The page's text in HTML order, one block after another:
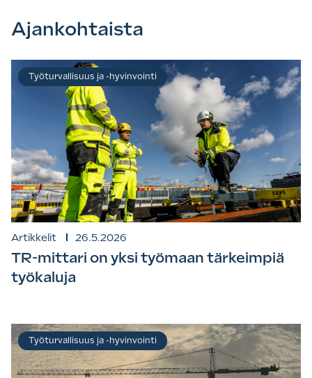
Ajankohtaista
Artikkelit 26.5.2026
TR-mittari on yksi työmaan tärkeimpiä
työkaluja
Työturvallisuus ja -hyvinvointi
Työturvallisuus ja -hyvinvointi